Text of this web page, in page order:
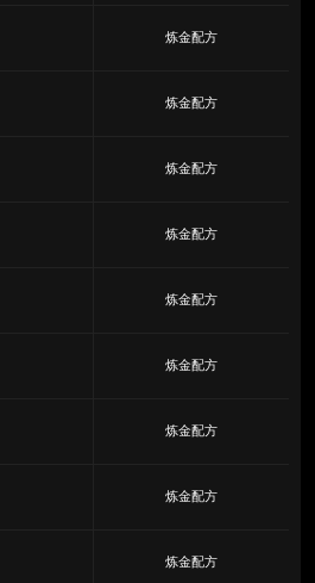
炼金配方
炼金配方
炼金配方
炼金配方
炼金配方
炼金配方
炼金配方
炼金配方
炼金配方